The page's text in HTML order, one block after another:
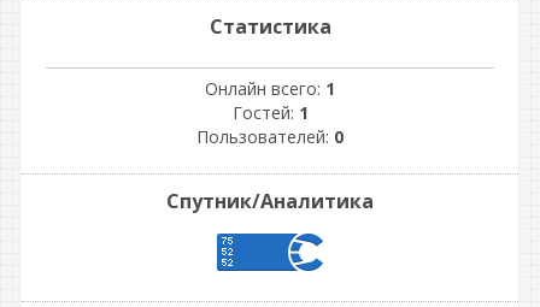
Статистика
Онлайн всего: 1
Гостей: 1
Пользователей: 0
Спутник/Аналитика